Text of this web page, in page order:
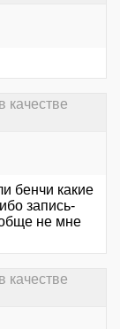
качестве
бенчи какие
запись-
не мне
качестве